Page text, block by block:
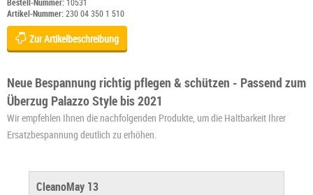
Artikel-Nummer:230 04 350 1 510
Zur Artikelbeschreibung
Neue Bespannung richtig pflegen & schützen - Passend zum
Überzug Palazzo Style bis 2021
Wir empfehlen Ihnen die nachfolgenden Produkte, um die Haltbarkeit Ihrer
Ersatzbespannung deutlich zu erhöhen.
CleanoMay 13